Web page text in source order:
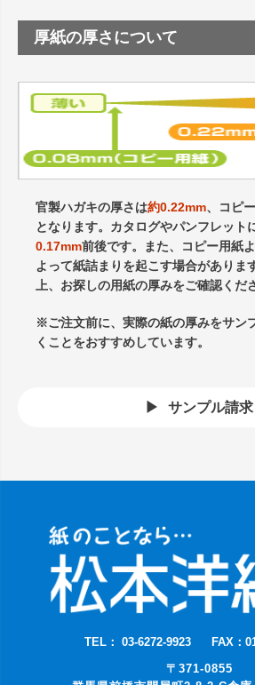
厚紙の厚さについて
官製ハガキの厚さは約0.22mm、コピ
となります。カタログやパンフレット
0.17mm前後です。また、コピー用紙
よって紙詰まりを起こす場合がありま
上、お探しの用紙の厚みをご確認くだ
※ご注文前に、実際の紙の厚みをサン
くことをおすすめしています。
サンプル請求
TEL： 03-6272-9923
FAX：
〒371-0855